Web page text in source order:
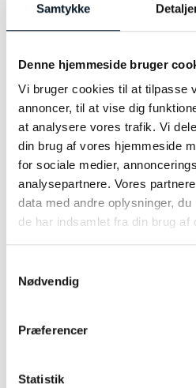
Samtykke
Denne hjemmeside bruger
Vi bruger cookies til at tilpasse
annoncer, til at vise dig
at analysere vores trafik. Vi
din brug af vores hjemmeside
for sociale medier,
analysepartnere. Vores
data med andre oplysninger,
de har indsamlet fra din brug af
Nødvendig
Præferencer
Statistik
MOA10612
kr.17.500,00
TILFØJ TIL KURV
Baume & Mercier Riviera –